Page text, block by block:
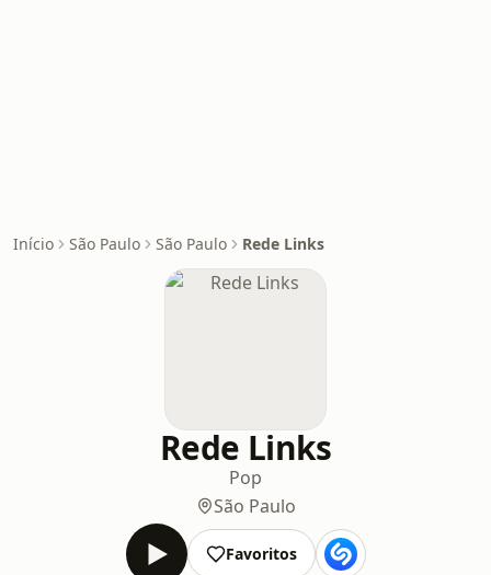
Início São Paulo São Paulo Rede Links
Rede Links
Pop
São Paulo
Favoritos